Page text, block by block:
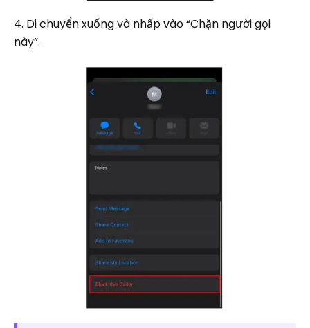
4. Di chuyển xuống và nhấp vào “Chặn người gọi
này”.